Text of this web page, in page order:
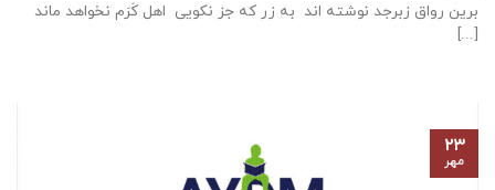
برین رواق زبرجد نوشته اند به زر که جز نکویی اهل کَرَم نخواهد ماند
[...]
۲۳
مهر